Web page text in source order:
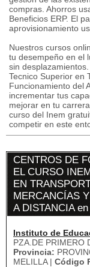
compras. Ahorros
Beneficios ERP. El
aprovisionamiento
Nuestros cursos
tu desempeño en el
sin
Tecnico Superior en
Funcionamiento del
incrementar tus
mejorar en tu
curso del Inem
competir en este
CENTROS DE
EL CURSO
EN
MERCANCÍAS
A DISTANCIA
Instituto de
PZA.DE PRIMERO
Provincia:
MELILLA | Código